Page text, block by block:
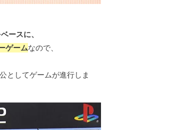
ースに、
ゲームなので、
としてゲームが進行しま